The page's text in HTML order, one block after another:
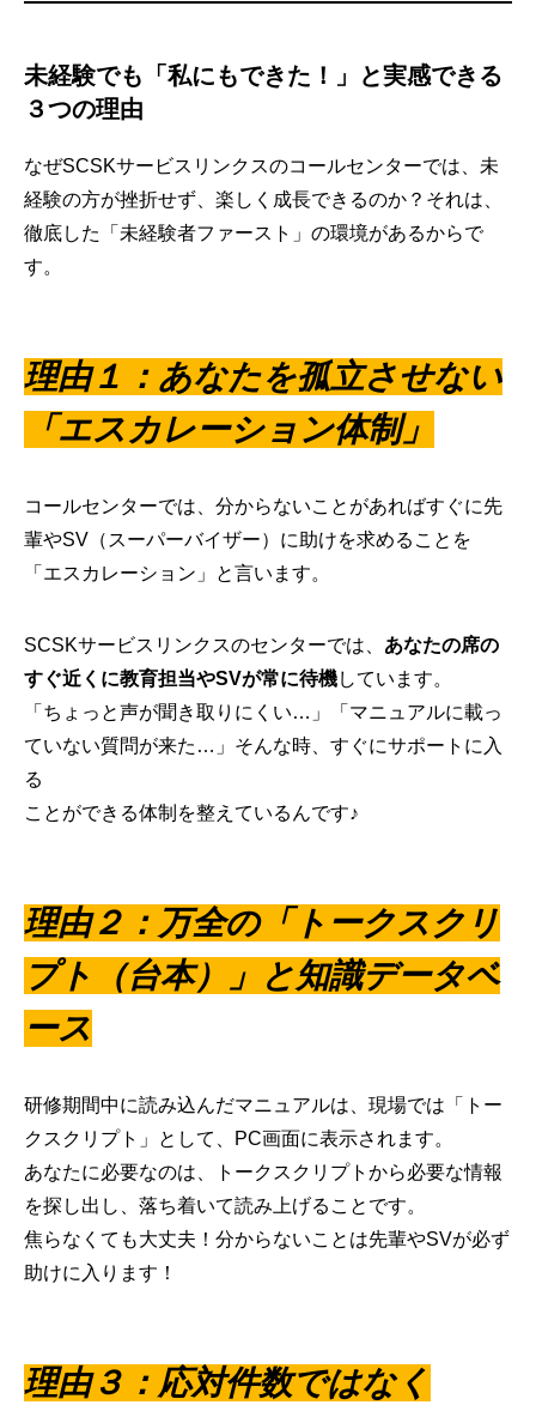
未経験でも「私にもできた！」と実感できる
３つの理由
なぜSCSKサービスリンクスのコールセンターでは、未
経験の方が挫折せず、楽しく成長できるのか？それは、
徹底した「未経験者ファースト」の環境があるからで
す。
理由１：あなたを孤立させない
「エスカレーション体制」
コールセンターでは、分からないことがあればすぐに先
輩やSV（スーパーバイザー）に助けを求めることを
「エスカレーション」と言います。
SCSKサービスリンクスのセンターでは、 あなたの席の
すぐ近くに教育担当やSVが常に待機しています。
「ちょっと声が聞き取りにくい…」「マニュアルに載っ
ていない質問が来た…」そんな時、すぐにサポートに入
る
ことができる体制を整えているんです♪
理由２：万全の「トークスクリ
プト（台本）」と知識データベ
ース
研修期間中に読み込んだマニュアルは、現場では「トー
クスクリプト」として、PC画面に表示されます。
あなたに必要なのは、トークスクリプトから必要な情報
を探し出し、落ち着いて読み上げることです。
焦らなくても大丈夫！分からないことは先輩やSVが必ず
助けに入ります！
理由３：応対件数ではなく